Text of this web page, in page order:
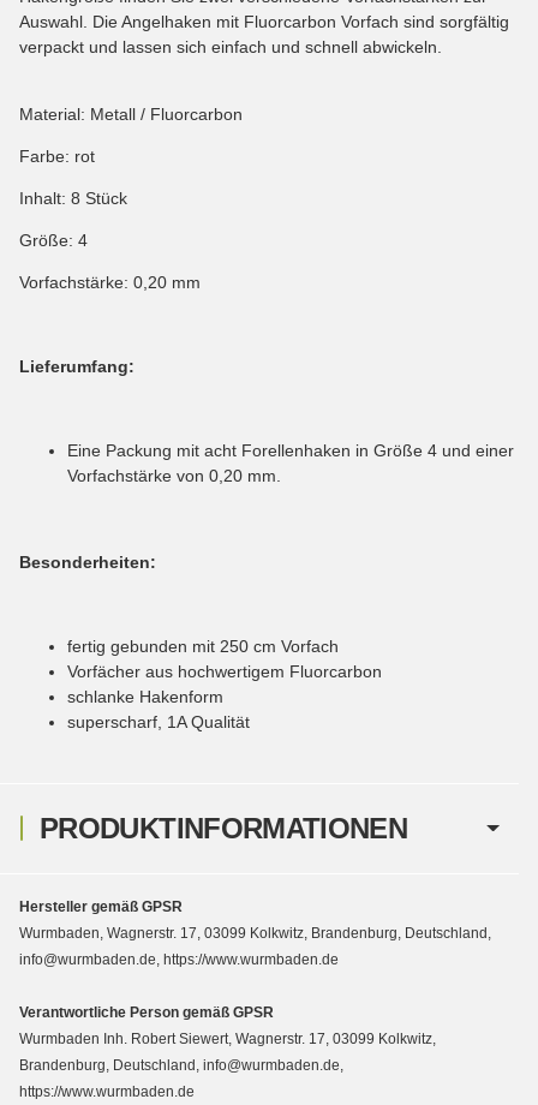
PRODUKTINFORMATIONEN
Auswahl. Die Angelhaken mit Fluorcarbon Vorfach sind sorgfältig
verpackt und lassen sich einfach und schnell abwickeln.
Material: Metall / Fluorcarbon
Farbe: rot
Inhalt: 8 Stück
Größe: 4
Vorfachstärke: 0,20 mm
Lieferumfang:
Eine Packung mit acht Forellenhaken in Größe 4 und einer
Vorfachstärke von 0,20 mm.
Besonderheiten:
fertig gebunden mit 250 cm Vorfach
Vorfächer aus hochwertigem Fluorcarbon
schlanke Hakenform
superscharf, 1A Qualität
Hersteller gemäß GPSR
Wurmbaden, Wagnerstr. 17, 03099 Kolkwitz, Brandenburg, Deutschland,
info@wurmbaden.de, https://www.wurmbaden.de
Verantwortliche Person gemäß GPSR
Wurmbaden Inh. Robert Siewert, Wagnerstr. 17, 03099 Kolkwitz,
Brandenburg, Deutschland, info@wurmbaden.de,
https://www.wurmbaden.de